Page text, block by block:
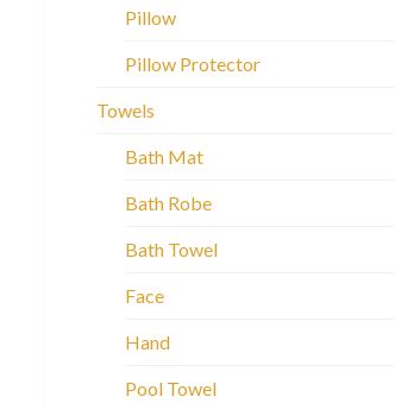
Pillow
Pillow Protector
Towels
Bath Mat
Bath Robe
Bath Towel
Face
Hand
Pool Towel